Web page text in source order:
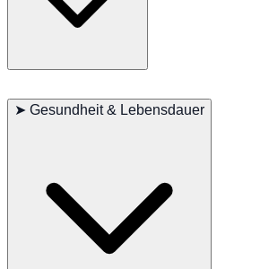
Sie sind hervorragende Wachhunde, die in
unabhängig zu handeln und ihr Zuhause zu
besonders während der Fellwechselzeit. Ihr
➤ Gesundheit & Lebensdauer